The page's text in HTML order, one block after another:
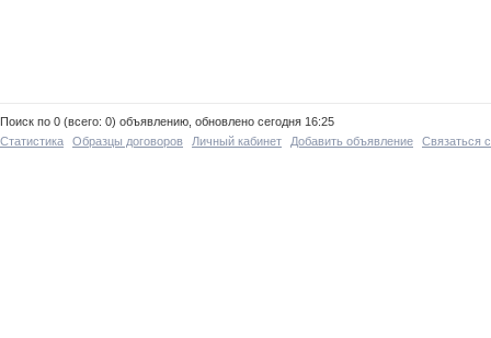
Поиск по 0 (всего: 0) объявлению, обновлено сегодня 16:25
Статистика
Образцы договоров Личный кабинет Добавить объявление Связаться